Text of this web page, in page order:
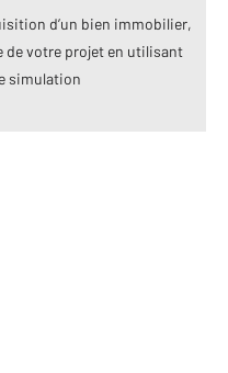
d’un bien immobilier,
de votre projet en utilisant
simulation